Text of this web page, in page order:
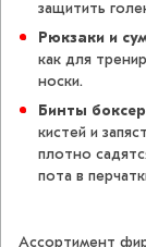
защитить
Рюкзаки и
как для
носки.
Бинты
кистей и
плотно
пота в
Ассортимент